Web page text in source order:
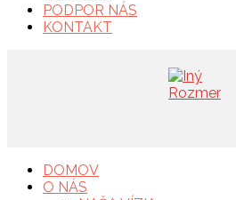
PODPOR NÁS
KONTAKT
DOMOV
O NÁS